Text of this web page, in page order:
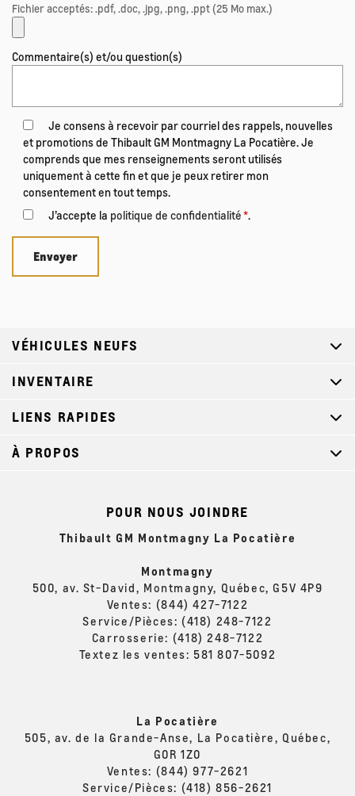
Fichier acceptés: .pdf, .doc, .jpg, .png, .ppt (25 Mo max.)
Commentaire(s) et/ou question(s)
Je consens à recevoir par courriel des rappels, nouvelles
et promotions de Thibault GM Montmagny La Pocatière. Je
comprends que mes renseignements seront utilisés
uniquement à cette fin et que je peux retirer mon
consentement en tout temps.
J’accepte la politique de confidentialité*.
POUR NOUS JOINDRE
Thibault GM Montmagny La Pocatière
Montmagny
500, av. St-David, Montmagny, Québec, G5V 4P9
Ventes: (844) 427-7122
Service/Pièces: (418) 248-7122
Carrosserie: (418) 248-7122
Textez les ventes: 581 807-5092
La Pocatière
505, av. de la Grande-Anse, La Pocatière, Québec,
G0R 1Z0
Ventes: (844) 977-2621
Service/Pièces: (418) 856-2621
VÉHICULES NEUFS
INVENTAIRE
LIENS RAPIDES
À PROPOS